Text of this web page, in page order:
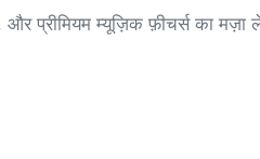
प्रीमियम म्यूज़िक फ़ीचर्स का मज़ा